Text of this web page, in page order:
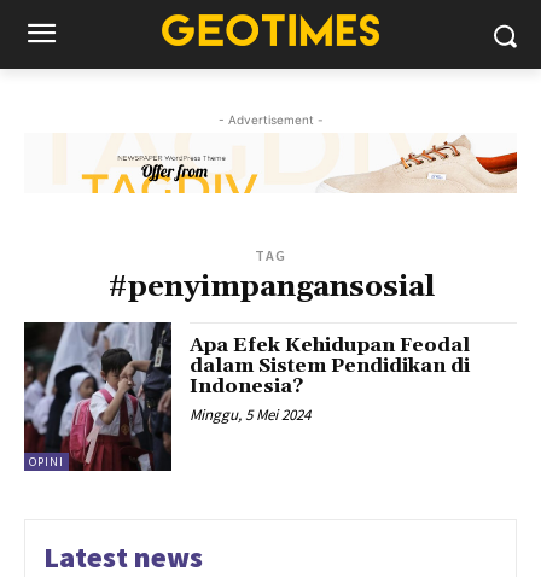
- Advertisement -
TAG
#penyimpangansosial
OPINI
Apa Efek Kehidupan Feodal
dalam Sistem Pendidikan di
Indonesia?
Minggu, 5 Mei 2024
Latest news